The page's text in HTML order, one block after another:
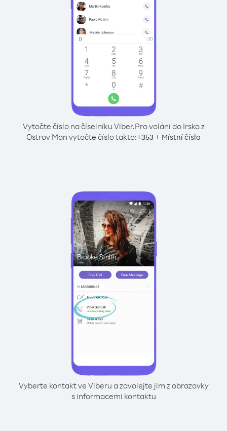
Vytočte číslo na číselníku Viber.Pro volání do Irsko z
Ostrov Man vytočte číslo takto:+353 + Místní číslo
Vyberte kontakt ve Viberu a zavolejte jim z obrazovky
s informacemi kontaktu